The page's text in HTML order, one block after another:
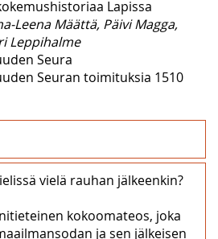
Lapissa
Leena Määttä, Päivi Magga,
Leppihalme
Seura
Seuran toimituksia 1510
vielä rauhan jälkeenkin?
kokoomateos, joka
ja sen jälkeisen